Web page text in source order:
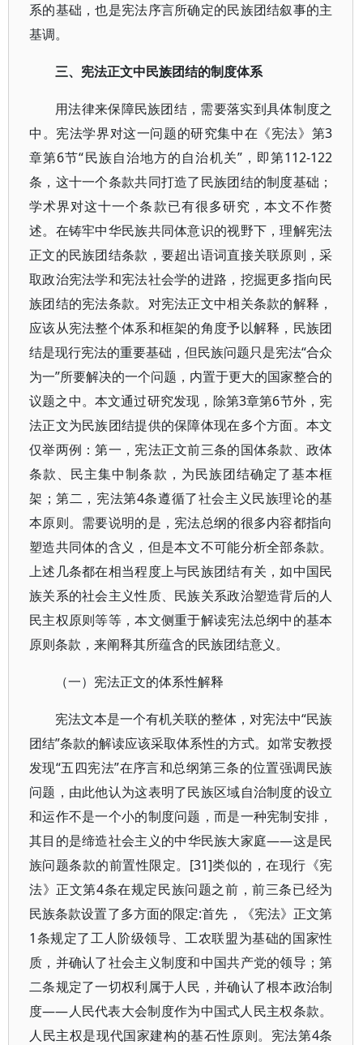
系的基础，也是宪法序言所确定的民族团结叙事的主
基调。
三、宪法正文中民族团结的制度体系
用法律来保障民族团结，需要落实到具体制度之
中。宪法学界对这一问题的研究集中在《宪法》第3
章第6节“民族自治地方的自治机关”，即第112-122
条，这十一个条款共同打造了民族团结的制度基础；
学术界对这十一个条款已有很多研究，本文不作赘
述。在铸牢中华民族共同体意识的视野下，理解宪法
正文的民族团结条款，要超出语词直接关联原则，采
取政治宪法学和宪法社会学的进路，挖掘更多指向民
族团结的宪法条款。对宪法正文中相关条款的解释，
应该从宪法整个体系和框架的角度予以解释，民族团
结是现行宪法的重要基础，但民族问题只是宪法“合众
为一”所要解决的一个问题，内置于更大的国家整合的
议题之中。本文通过研究发现，除第3章第6节外，宪
法正文为民族团结提供的保障体现在多个方面。本文
仅举两例：第一，宪法正文前三条的国体条款、政体
条款、民主集中制条款，为民族团结确定了基本框
架；第二，宪法第4条遵循了社会主义民族理论的基
本原则。需要说明的是，宪法总纲的很多内容都指向
塑造共同体的含义，但是本文不可能分析全部条款。
上述几条都在相当程度上与民族团结有关，如中国民
族关系的社会主义性质、民族关系政治塑造背后的人
民主权原则等等，本文侧重于解读宪法总纲中的基本
原则条款，来阐释其所蕴含的民族团结意义。
（一）宪法正文的体系性解释
宪法文本是一个有机关联的整体，对宪法中“民族
团结”条款的解读应该采取体系性的方式。如常安教授
发现“五四宪法”在序言和总纲第三条的位置强调民族
问题，由此他认为这表明了民族区域自治制度的设立
和运作不是一个小的制度问题，而是一种宪制安排，
其目的是缔造社会主义的中华民族大家庭——这是民
族问题条款的前置性限定。[31]类似的，在现行《宪
法》正文第4条在规定民族问题之前，前三条已经为
民族条款设置了多方面的限定:首先，《宪法》正文第
1条规定了工人阶级领导、工农联盟为基础的国家性
质，并确认了社会主义制度和中国共产党的领导；第
二条规定了一切权利属于人民，并确认了根本政治制
度——人民代表大会制度作为中国式人民主权条款。
人民主权是现代国家建构的基石性原则。宪法第4条